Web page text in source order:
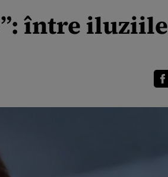
între iluziile